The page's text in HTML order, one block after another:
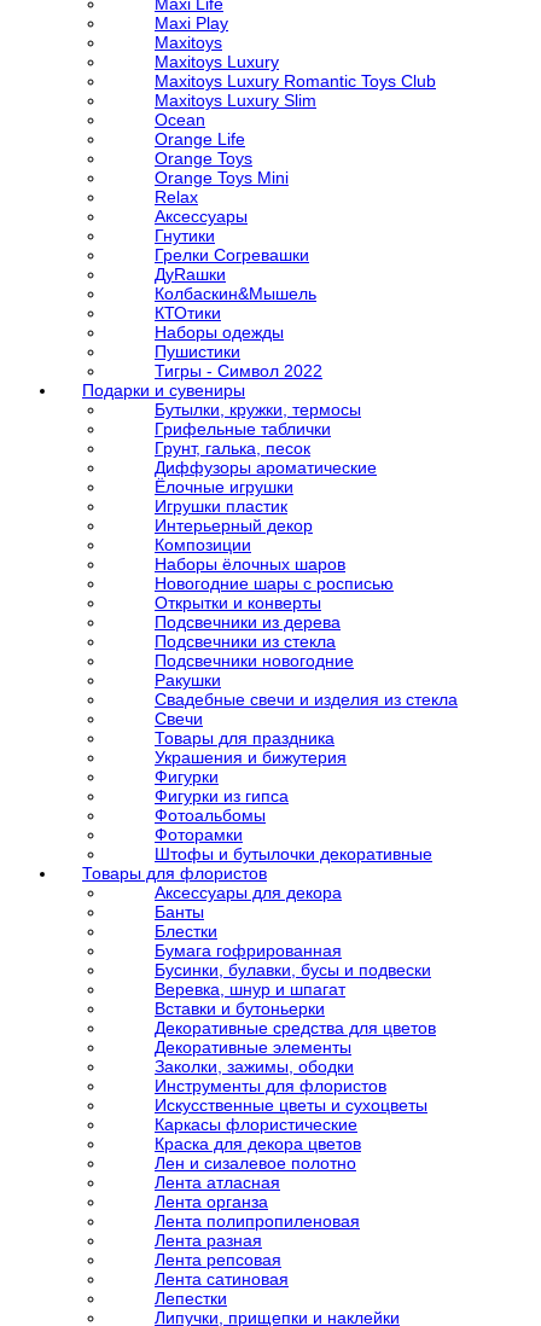
Maxi Life
Maxi Play
Maxitoys
Maxitoys Luxury
Maxitoys Luxury Romantic Toys Club
Maxitoys Luxury Slim
Ocean
Orange Life
Orange Toys
Orange Toys Mini
Relax
Аксессуары
Гнутики
Грелки Согревашки
ДуRашки
Колбаскин&Мышель
КТОтики
Наборы одежды
Пушистики
Тигры - Символ 2022
Подарки и сувениры
Бутылки, кружки, термосы
Грифельные таблички
Грунт, галька, песок
Диффузоры ароматические
Ёлочные игрушки
Игрушки пластик
Интерьерный декор
Композиции
Наборы ёлочных шаров
Новогодние шары с росписью
Открытки и конверты
Подсвечники из дерева
Подсвечники из стекла
Подсвечники новогодние
Ракушки
Свадебные свечи и изделия из стекла
Свечи
Товары для праздника
Украшения и бижутерия
Фигурки
Фигурки из гипса
Фотоальбомы
Фоторамки
Штофы и бутылочки декоративные
Товары для флористов
Аксессуары для декора
Банты
Блестки
Бумага гофрированная
Бусинки, булавки, бусы и подвески
Веревка, шнур и шпагат
Вставки и бутоньерки
Декоративные средства для цветов
Декоративные элементы
Заколки, зажимы, ободки
Инструменты для флористов
Искусственные цветы и сухоцветы
Каркасы флористические
Краска для декора цветов
Лен и сизалевое полотно
Лента атласная
Лента органза
Лента полипропиленовая
Лента разная
Лента репсовая
Лента сатиновая
Лепестки
Липучки, прищепки и наклейки